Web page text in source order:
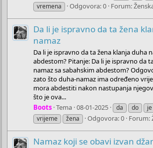
vremena
Odgovora: 0 Forum:
Da li je ispravno da ta žena
namaz
Da li je ispravno da ta žena klanja duha
abdestom? Pitanje: Da li je ispravno da
namaz sa sabahskim abdestom?
zato što duha-namaz ima određeno
mora abdestiti nakon nastupanja
što je ova...
Boots Tema 08-01-2025 da do je
vrijeme
žena Odgovora: 0 Forum:
Namaz koji se obavi izvan